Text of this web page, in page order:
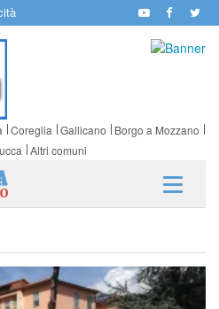
Coreglia Gallicano
Borgo a Mozzano
Altri comuni